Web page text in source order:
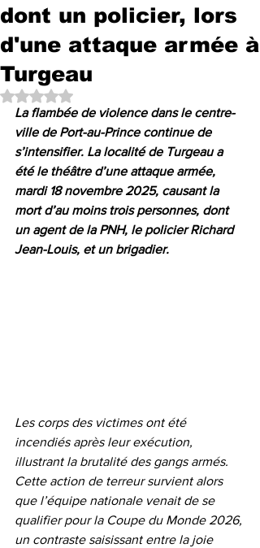
dont un policier, lors
d'une attaque armée à
Turgeau
Noté NaN étoiles sur 5.
La flambée de violence dans le centre-
ville de Port-au-Prince continue de
s’intensifier. La localité de Turgeau a
été le théâtre d’une attaque armée,
mardi 18 novembre 2025, causant la
mort d’au moins trois personnes, dont
un agent de la PNH, le policier Richard
Jean-Louis, et un brigadier.
Les corps des victimes ont été
incendiés après leur exécution,
illustrant la brutalité des gangs armés.
Cette action de terreur survient alors
que l’équipe nationale venait de se
qualifier pour la Coupe du Monde 2026,
un contraste saisissant entre la joie